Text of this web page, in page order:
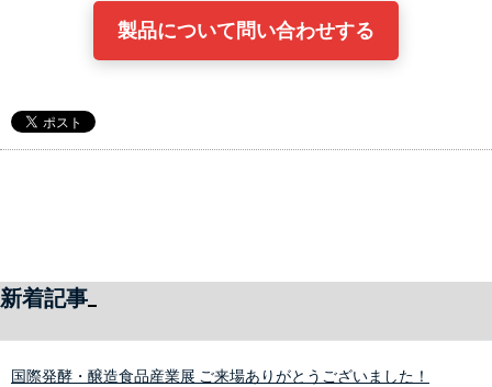
製品について問い合わせする
新着記事
国際発酵・醸造食品産業展 ご来場ありがとうございました！